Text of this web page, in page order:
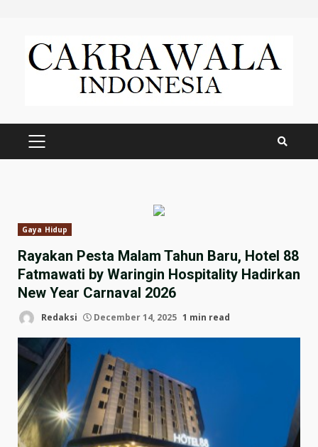
content
PRIMARY
Gaya Hidup
Rayakan Pesta Malam Tahun Baru, Hotel 88
Fatmawati by Waringin Hospitality Hadirkan
New Year Carnaval 2026
Redaksi December 14, 2025 1 min read